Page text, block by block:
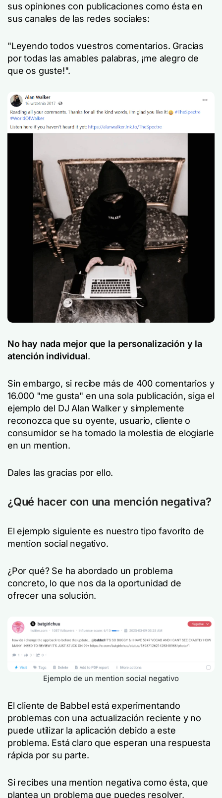
sus opiniones con publicaciones como ésta en
sus canales de las redes sociales:
"Leyendo todos vuestros comentarios. Gracias
por todas las amables palabras, ¡me alegro de
que os guste!".
No hay nada mejor que la personalización y la
atención individual.
Sin embargo, si recibe más de 400 comentarios y
16.000 "me gusta" en una sola publicación, siga el
ejemplo del DJ Alan Walker y simplemente
reconozca que su oyente, usuario, cliente o
consumidor se ha tomado la molestia de elogiarle
en un mention.
Dales las gracias por ello.
¿Qué hacer con una mención negativa?
El ejemplo siguiente es nuestro tipo favorito de
mention social negativo.
¿Por qué? Se ha abordado un problema
concreto, lo que nos da la oportunidad de
ofrecer una solución.
Ejemplo de un mention social negativo
El cliente de Babbel está experimentando
problemas con una actualización reciente y no
puede utilizar la aplicación debido a este
problema. Está claro que esperan una respuesta
rápida por su parte.
Si recibes una mention negativa como ésta, que
plantea un problema que puedes resolver,